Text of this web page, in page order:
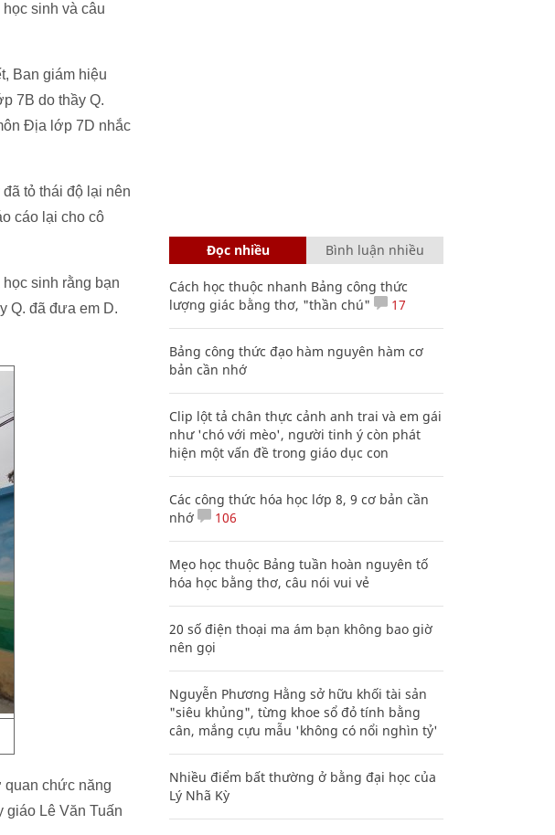
sinh và câu
Ban giám hiệu
7B do thầy Q.
Địa lớp 7D nhắc
tỏ thái độ lại nên
cáo lại cho cô
sinh rằng bạn
Q. đã đưa em D.
quan chức năng
giáo Lê Văn Tuấn
Đọc nhiều Bình luận nhiều
Cách học thuộc nhanh Bảng công thức
lượng giác bằng thơ, "thần chú"
17
Bảng công thức đạo hàm nguyên hàm cơ
bản cần nhớ
Clip lột tả chân thực cảnh anh trai và em gái
như 'chó với mèo', người tinh ý còn phát
hiện một vấn đề trong giáo dục con
Các công thức hóa học lớp 8, 9 cơ bản cần
nhớ
106
Mẹo học thuộc Bảng tuần hoàn nguyên tố
hóa học bằng thơ, câu nói vui vẻ
20 số điện thoại ma ám bạn không bao giờ
nên gọi
Nguyễn Phương Hằng sở hữu khối tài sản
"siêu khủng", từng khoe sổ đỏ tính bằng
cân, mắng cựu mẫu 'không có nổi nghìn tỷ'
Nhiều điểm bất thường ở bằng đại học của
Lý Nhã Kỳ